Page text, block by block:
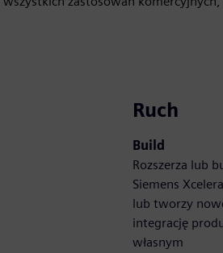
Ruch
Build
Rozszerza lub
Siemens
lub tworzy
integrację
własnym